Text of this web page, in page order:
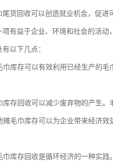
货回收可以创造就业机会，促进
有益于企业、环境和社会的活动
以下几点：
巾库存可以有效利用已经生产的
存回收可以减少废弃物的产生
摊毛巾库存可以为企业带来经济
巾库存回收是循环经济的一种实